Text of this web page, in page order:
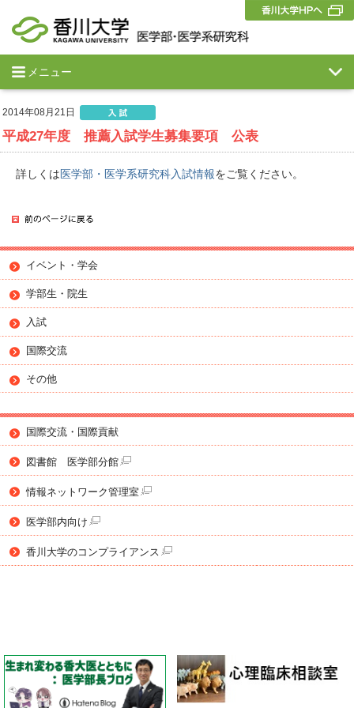
メニュー
2014年08月21日
平成27年度 推薦入試学生募集要項 公表
詳しくは医学部・医学系研究科入試情報をご覧ください。
イベント・学会
学部生・院生
入試
国際交流
その他
国際交流・国際貢献
図書館 医学部分館
情報ネットワーク管理室
医学部内向け
香川大学のコンプライアンス